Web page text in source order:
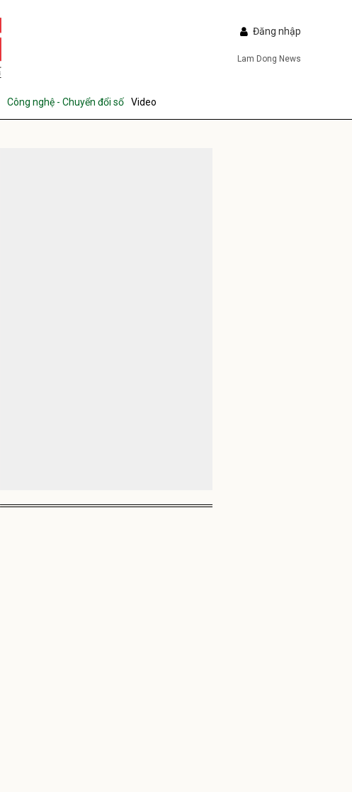
Đăng nhập
Lam Dong News
Công nghệ - Chuyển đổi số Video